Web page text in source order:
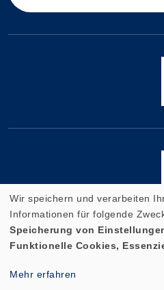
Cookie Einstellungen
Wir speichern und verarbeiten
Informationen für folgende
Speicherung von
Funktionelle Cookies,
Mehr erfahren